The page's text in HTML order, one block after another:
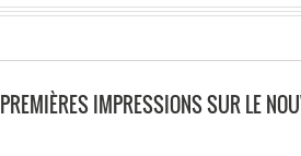
PREMIÈRES IMPRESSIONS SUR LE